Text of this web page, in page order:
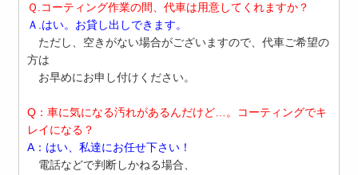
Ｑ.コーティング作業の間、代車は用意してくれますか？
Ａ.はい。お貸し出しできます。
ただし、空きがない場合がございますので、代車ご希望の
方は
お早めにお申し付けください。
Q：車に気になる汚れがあるんだけど…。コーティングでキ
レイになる？
A：はい、私達にお任せ下さい！
電話などで判断しかねる場合、